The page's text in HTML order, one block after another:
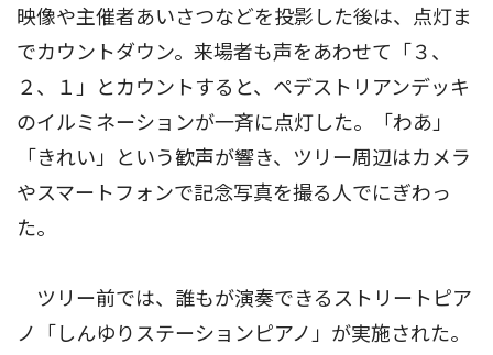
映像や主催者あいさつなどを投影した後は、点灯ま
でカウントダウン。来場者も声をあわせて「３、
２、１」とカウントすると、ペデストリアンデッキ
のイルミネーションが一斉に点灯した。「わあ」
「きれい」という歓声が響き、ツリー周辺はカメラ
やスマートフォンで記念写真を撮る人でにぎわっ
た。
ツリー前では、誰もが演奏できるストリートピア
ノ「しんゆりステーションピアノ」が実施された。